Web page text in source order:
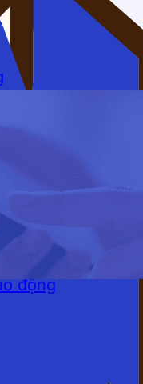
động